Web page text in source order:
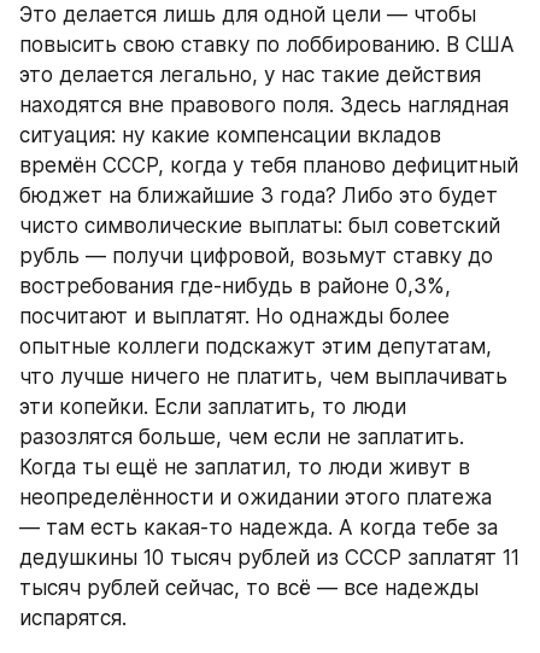
Это делается лишь для одной цели — чтобы
повысить свою ставку по лоббированию. В США
это делается легально, у нас такие действия
находятся вне правового поля. Здесь наглядная
ситуация: ну какие компенсации вкладов
времён СССР, когда у тебя планово дефицитный
бюджет на ближайшие 3 года? Либо это будет
чисто символические выплаты: был советский
рубль — получи цифровой, возьмут ставку до
востребования где-нибудь в районе 0,3%,
посчитают и выплатят. Но однажды более
опытные коллеги подскажут этим депутатам,
что лучше ничего не платить, чем выплачивать
эти копейки. Если заплатить, то люди
разозлятся больше, чем если не заплатить.
Когда ты ещё не заплатил, то люди живут в
неопределённости и ожидании этого платежа
— там есть какая-то надежда. А когда тебе за
дедушкины 10 тысяч рублей из СССР заплатят 11
тысяч рублей сейчас, то всё — все надежды
испарятся.